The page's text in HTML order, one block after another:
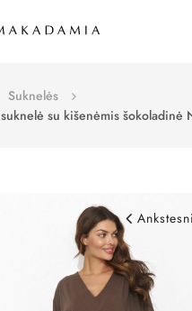
Suknelės
su kišenėmis šokoladinė